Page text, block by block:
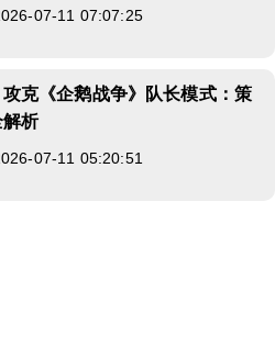
07-11 07:07:25
克《企鹅战争》队长模式：策
析
07-11 05:20:51